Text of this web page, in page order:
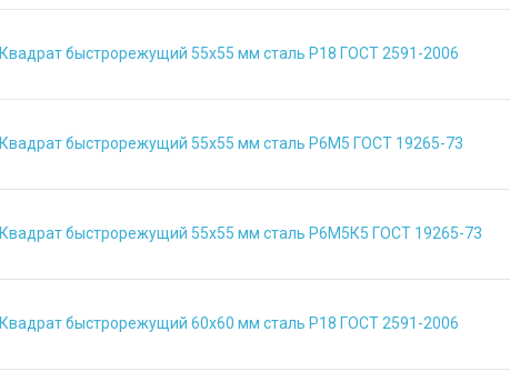
Квадрат быстрорежущий 55х55 мм сталь Р18 ГОСТ 2591-2006
Квадрат быстрорежущий 55х55 мм сталь Р6М5 ГОСТ 19265-73
Квадрат быстрорежущий 55х55 мм сталь Р6М5К5 ГОСТ 19265-73
Квадрат быстрорежущий 60х60 мм сталь Р18 ГОСТ 2591-2006